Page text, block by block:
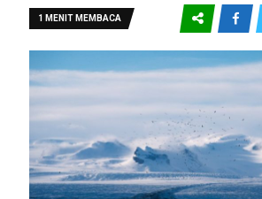
1 MENIT MEMBACA